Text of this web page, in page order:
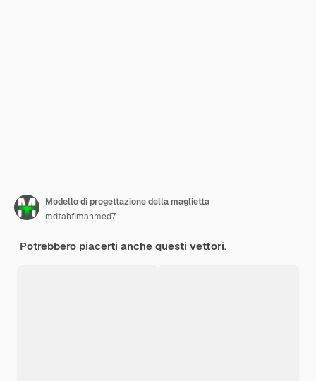
Modello di progettazione della maglietta
mdtahfimahmed7
Potrebbero piacerti anche questi vettori.